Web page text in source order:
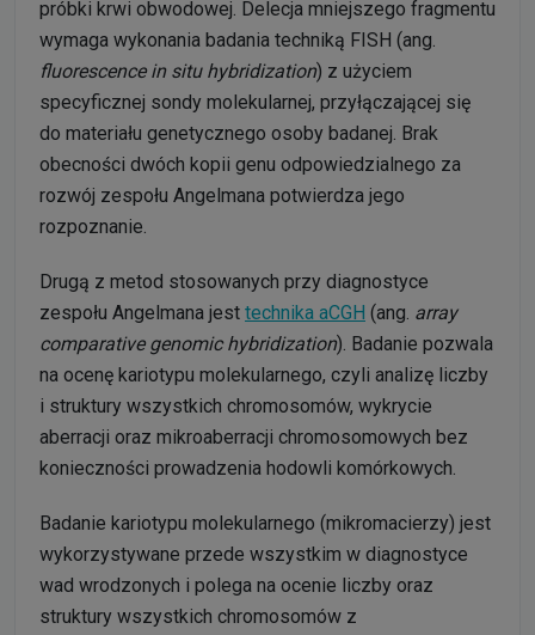
próbki krwi obwodowej. Delecja mniejszego fragmentu
wymaga wykonania badania techniką FISH (ang.
fluorescence in situ hybridization) z użyciem
specyficznej sondy molekularnej, przyłączającej się
do materiału genetycznego osoby badanej. Brak
obecności dwóch kopii genu odpowiedzialnego za
rozwój zespołu Angelmana potwierdza jego
rozpoznanie.
Drugą z metod stosowanych przy diagnostyce
zespołu Angelmana jest technika aCGH (ang. array
comparative genomic hybridization). Badanie pozwala
na ocenę kariotypu molekularnego, czyli analizę liczby
i struktury wszystkich chromosomów, wykrycie
aberracji oraz mikroaberracji chromosomowych bez
konieczności prowadzenia hodowli komórkowych.
Badanie kariotypu molekularnego (mikromacierzy) jest
wykorzystywane przede wszystkim w diagnostyce
wad wrodzonych i polega na ocenie liczby oraz
struktury wszystkich chromosomów z